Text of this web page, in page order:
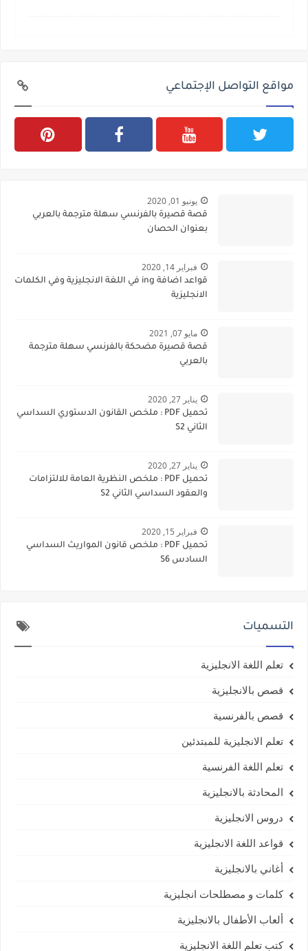
مواقع التواصل الإجتماعي
يونيو 01, 2020
قصة قصيرة بالفرنسي سهلة مترجمة بالعربي
بعنوان الحصان
فبراير 14, 2020
قواعد اضافة ing في اللغة الانجليزية وفي الكلمات
الانجليزية
مايو 07, 2021
قصة قصيرة مضحكة بالفرنسي سهلة مترجمة
بالعربي
يناير 27, 2020
تحميل PDF : ملخص القانون الدستوري السداسي
الثاني S2
يناير 27, 2020
تحميل PDF : ملخص النظرية العامة للالتزامات
والعقود السداسي الثاني S2
فبراير 15, 2020
تحميل PDF : ملخص قانون المواريث السداسي
السادس S6
التسميات
تعلم اللغة الانجليزية
قصص بالانجليزية
قصص بالفرنسية
تعلم الانجليزية للمبتدئين
تعلم اللغة الفرنسية
المحادثة بالانجليزية
دروس الانجليزية
قواعد اللغة الانجليزية
أغاني بالانجليزية
كلمات و مصطلحات انجليزية
ألعاب الأطفال بالانجليزية
كتب تعلم اللغة الانجليزية